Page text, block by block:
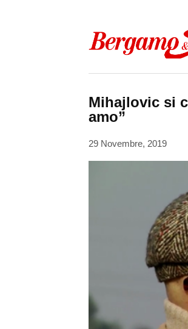
Mihajlovic si
amo”
29 Novembre, 2019